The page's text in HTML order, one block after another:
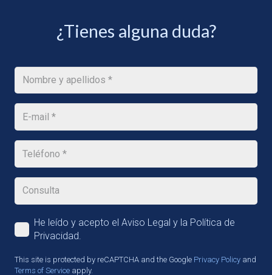
¿Tienes alguna duda?
He leído y acepto el Aviso Legal y la Política de
Privacidad.
This site is protected by reCAPTCHA and the Google Privacy Policy and
Terms of Service apply.